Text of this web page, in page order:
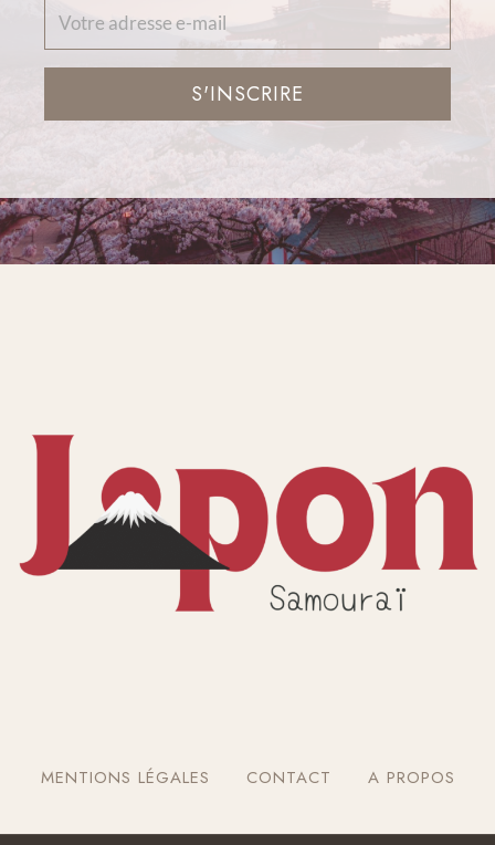
S'INSCRIRE
MENTIONS LÉGALES CONTACT A PROPOS